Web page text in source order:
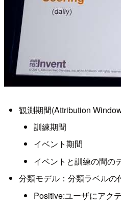
観測期間(Attribution
訓練期間
イベント期間
イベントと訓練の間の
分類モデル：分類ラベルの
Positive:ユーザにアク